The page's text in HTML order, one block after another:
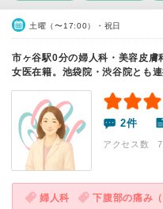
土曜（〜17:00）・祝日
市ヶ谷駅0分の婦人科・美容皮膚
女医在籍。池袋院・渋谷院とも
2件
アクセス数 7
婦人科 下腹部の痛み（